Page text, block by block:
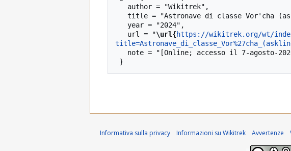
   url = "
\url{https://wikitrek.org/wt/
Informativa sulla privacy Informazioni su Wikitrek Avvertenze